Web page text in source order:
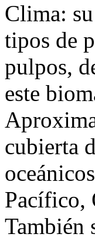
Clima:
tipos de
pulpos,
este
cubierta
Pacífico,
También